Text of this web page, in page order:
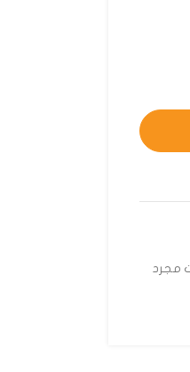
مجرد